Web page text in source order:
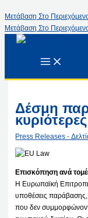
Μετάβαση Στο
Μετάβαση Στο
Δέσμη
Press Releases -
Επισκόπηση ανά
Η Ευρωπαϊκή
υποθέσεις παράβασης,
που δεν